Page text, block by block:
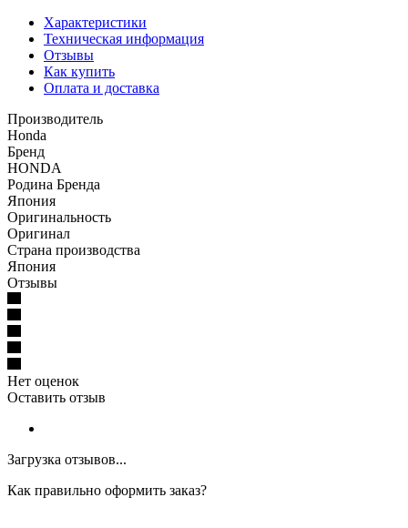
Характеристики
Техническая информация
Отзывы
Как купить
Оплата и доставка
Производитель
Honda
Бренд
HONDA
Родина Бренда
Япония
Оригинальность
Оригинал
Страна производства
Япония
Отзывы
Нет оценок
Оставить отзыв
Загрузка отзывов...
Как правильно оформить заказ?